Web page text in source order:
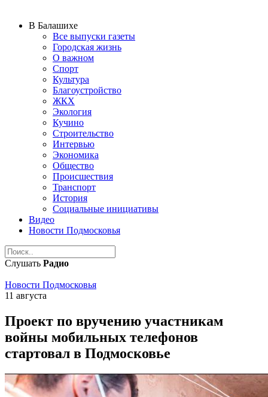
В Балашихе
Все выпуски газеты
Городская жизнь
О важном
Спорт
Культура
Благоустройство
ЖКХ
Экология
Кучино
Строительство
Интервью
Экономика
Общество
Происшествия
Транспорт
История
Социальные инициативы
Видео
Новости Подмосковья
Слушать Радио
Новости Подмосковья
11 августа
Проект по вручению участникам
войны мобильных телефонов
стартовал в Подмосковье